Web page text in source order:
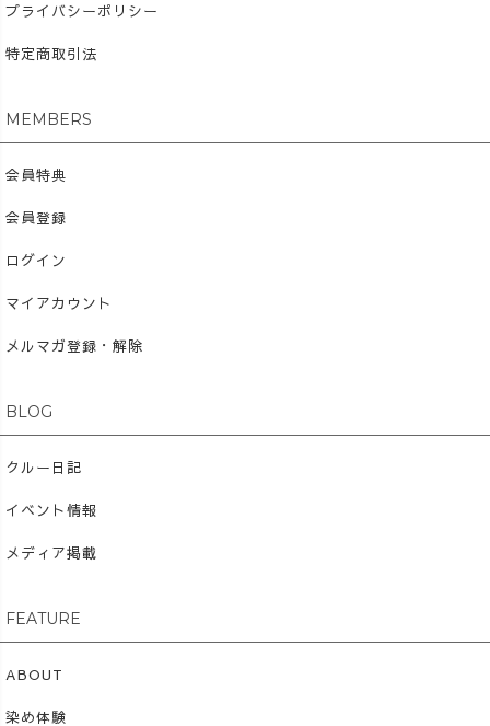
プライバシーポリシー
特定商取引法
MEMBERS
会員特典
会員登録
ログイン
マイアカウント
メルマガ登録・解除
BLOG
クルー日記
イベント情報
メディア掲載
FEATURE
ABOUT
染め体験